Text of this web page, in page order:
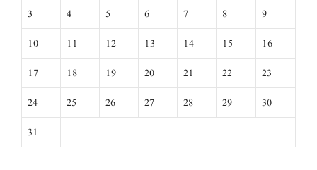
3
4 5 6 7 8
9
10
11 12 13 14 15
16
17
18 19 20 21 22
23
24
25 26 27 28 29
30
31